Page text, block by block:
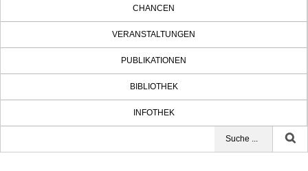
CHANCEN
VERANSTALTUNGEN
PUBLIKATIONEN
BIBLIOTHEK
INFOTHEK